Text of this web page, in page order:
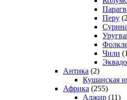
Перу
Чили
Антика (2)
Кушанская
Африка (255)
Алжир (11)